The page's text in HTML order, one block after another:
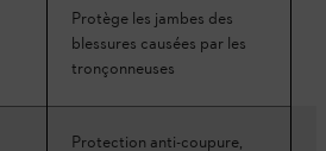
Protège les jambes des
blessures causées par les
tronçonneuses
Protection anti-coupure,